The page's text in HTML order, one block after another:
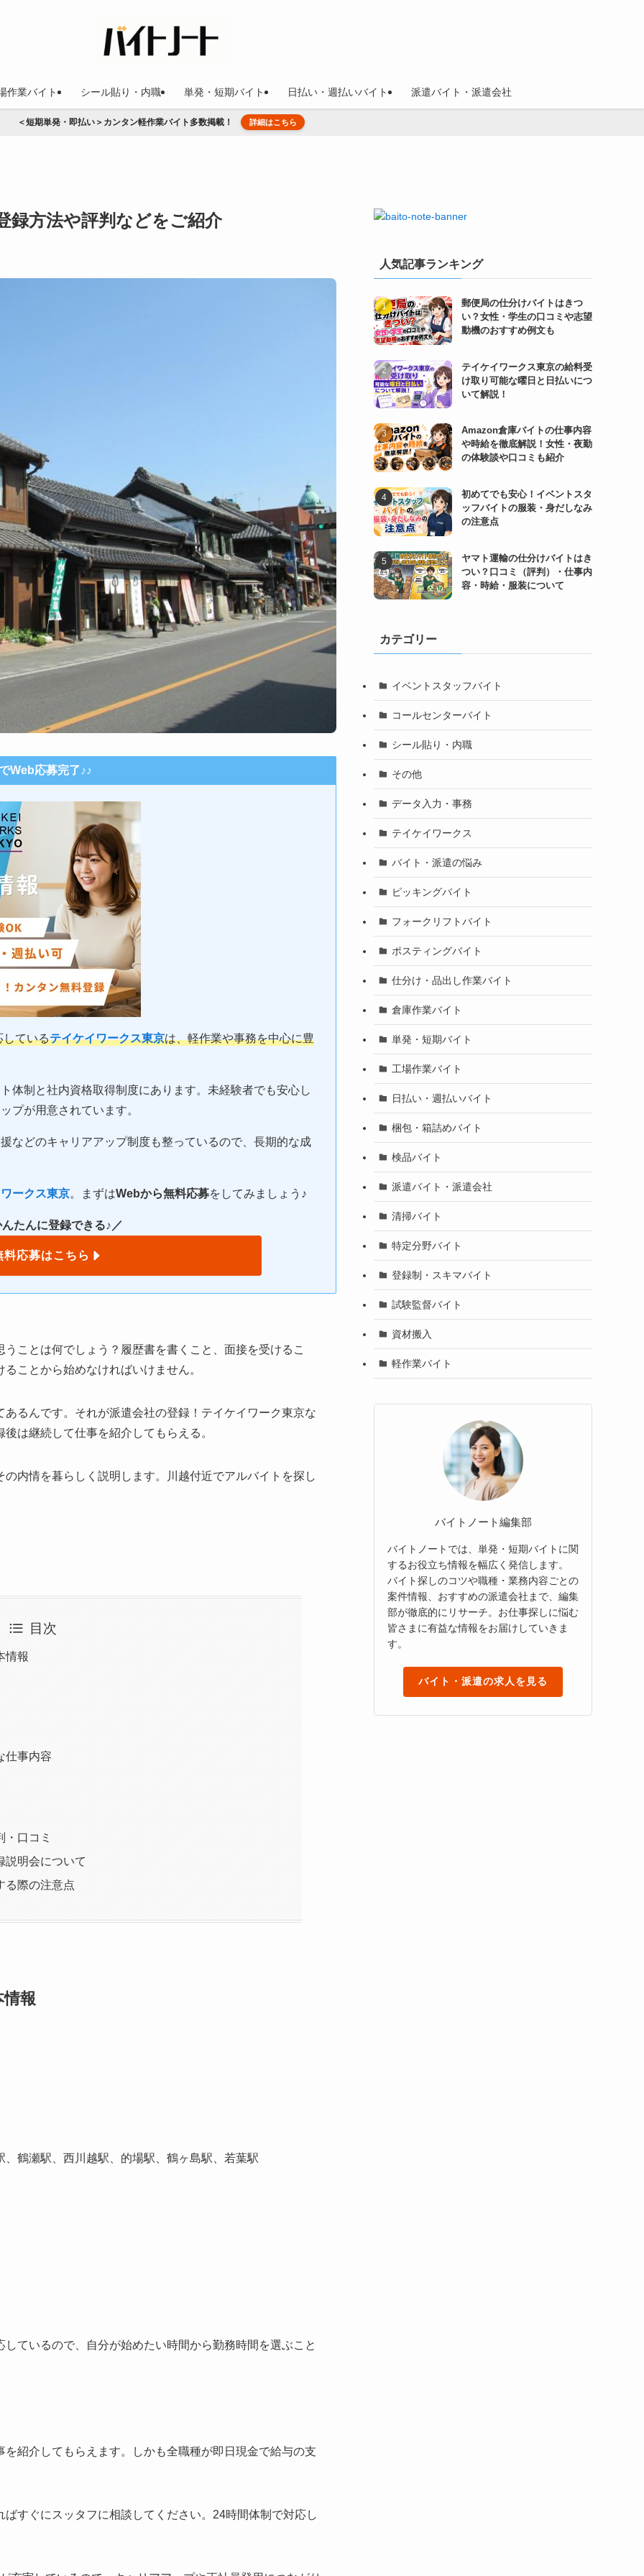
作業バイト シール貼り・内職 単発・短期バイト 日払い・週払いバイト 派遣バイト・派遣会社
＜短期単発・即払い＞カンタン軽作業バイト多数掲載！ 詳細はこちら
録方法や評判などをご紹介
Web応募完了♪♪
しているテイケイワークス東京は、軽作業や事務を中心に豊
体制と社内資格取得制度にあります。未経験者でも安心し
プが用意されています。
などのキャリアアップ制度も整っているので、長期的な成
ークス東京。まずはWebから無料応募をしてみましょう♪
たんに登録できる♪／
応募はこちら
ことは何でしょう？履歴書を書くこと、面接を受けるこ
ことから始めなければいけません。
るんです。それが派遣会社の登録！テイケイワーク東京な
は継続して仕事を紹介してもらえる。
内情を暮らしく説明します。川越付近でアルバイトを探し
目次
情報
仕事内容
・口コミ
説明会について
る際の注意点
報
鶴瀬駅、西川越駅、的場駅、鶴ヶ島駅、若葉駅
ているので、自分が始めたい時間から勤務時間を選ぶこと
紹介してもらえます。しかも全職種が即日現金で給与の支
すぐにスッタフに相談してください。24時間体制で対応し
人気記事ランキング
郵便局の仕分けバイトはきつ
い？女性・学生の口コミや志望
動機のおすすめ例文も
テイケイワークス東京の給料受
け取り可能な曜日と日払いにつ
いて解説！
Amazon倉庫バイトの仕事内容
や時給を徹底解説！女性・夜勤
の体験談や口コミも紹介
初めてでも安心！イベントスタ
ッフバイトの服装・身だしなみ
の注意点
ヤマト運輸の仕分けバイトはき
つい？口コミ（評判）・仕事内
容・時給・服装について
カテゴリー
イベントスタッフバイト
コールセンターバイト
シール貼り・内職
その他
データ入力・事務
テイケイワークス
バイト・派遣の悩み
ピッキングバイト
フォークリフトバイト
ポスティングバイト
仕分け・品出し作業バイト
倉庫作業バイト
単発・短期バイト
工場作業バイト
日払い・週払いバイト
梱包・箱詰めバイト
検品バイト
派遣バイト・派遣会社
清掃バイト
特定分野バイト
登録制・スキマバイト
試験監督バイト
資材搬入
軽作業バイト
バイトノート編集部
バイトノートでは、単発・短期バイトに関
するお役立ち情報を幅広く発信します。
バイト探しのコツや職種・業務内容ごとの
案件情報、おすすめの派遣会社まで、編集
部が徹底的にリサーチ。お仕事探しに悩む
皆さまに有益な情報をお届けしていきま
す。
バイト・派遣の求人を見る